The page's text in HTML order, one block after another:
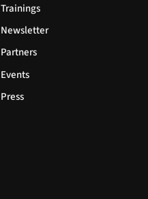
Trainings
Newsletter
Partners
Events
Press